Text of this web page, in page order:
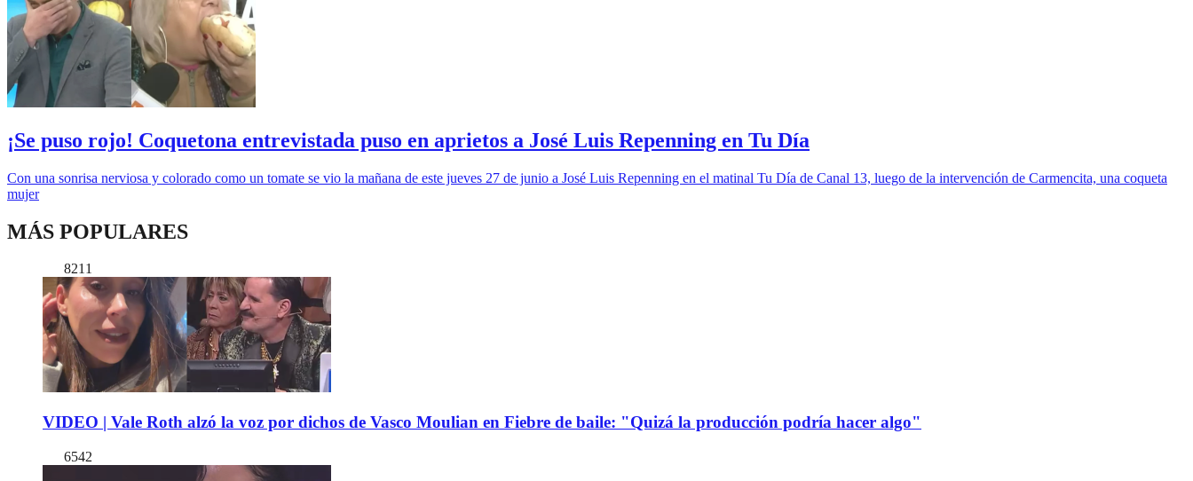
¡Se puso rojo! Coquetona entrevistada puso en aprietos a José Luis Repenning en Tu Día
Con una sonrisa nerviosa y colorado como un tomate se vio la mañana de este jueves 27 de junio a José Luis Repenning en el matinal Tu Día de Canal 13, luego de la intervención de Carmencita, una coqueta
mujer
MÁS POPULARES
8211
VIDEO | Vale Roth alzó la voz por dichos de Vasco Moulian en Fiebre de baile: "Quizá la producción podría hacer algo"
6542